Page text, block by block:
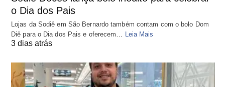
o Dia dos Pais
Lojas da Sodiê em São Bernardo também contam com o bolo Dom
Diê para o Dia dos Pais e oferecem… Leia Mais
3 dias atrás